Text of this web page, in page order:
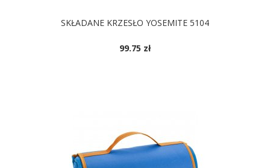
SKŁADANE KRZESŁO YOSEMITE 5104
99.75 zł